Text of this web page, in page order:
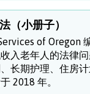
（小册子）
of Oregon
入老年人的法律
长期护理、住房
2018 年。